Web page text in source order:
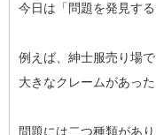
今日は「問題を発見す
例えば、紳士服売り場
大きなクレームがあった
問題には二つ種類があ